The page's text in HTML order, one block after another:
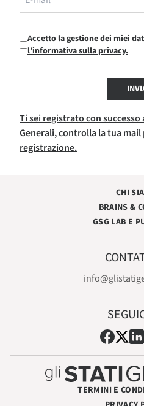
Accetto la gestione dei miei
l'informativa sulla privacy.
Ti sei registrato con
Generali, controlla la tua
registrazione.
CHI
BRAINS &
GSG LAB E
TERMINI E